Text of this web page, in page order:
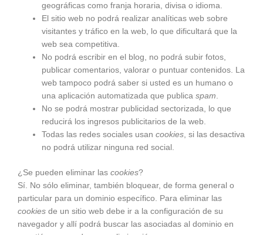
geográficas como franja horaria, divisa o idioma.
El sitio web no podrá realizar analíticas web sobre
visitantes y tráfico en la web, lo que dificultará que la
web sea competitiva.
No podrá escribir en el blog, no podrá subir fotos,
publicar comentarios, valorar o puntuar contenidos. La
web tampoco podrá saber si usted es un humano o
una aplicación automatizada que publicaspam.
No se podrá mostrar publicidad sectorizada, lo que
reducirá los ingresos publicitarios de la web.
Todas las redes sociales usancookies, si las desactiva
no podrá utilizar ninguna red social.
¿Se pueden eliminar las cookies?
Sí. No sólo eliminar, también bloquear, de forma general o
particular para un dominio específico. Para eliminar las
cookies de un sitio web debe ir a la configuración de su
navegador y allí podrá buscar las asociadas al dominio en